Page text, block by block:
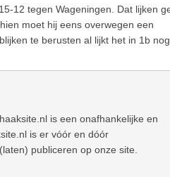
12 tegen Wageningen. Dat lijken
moet hij eens overwegen een
te berusten al lijkt het in 1b nog
is een onafhankelijke en
is er vóór en dóór
publiceren op onze site.